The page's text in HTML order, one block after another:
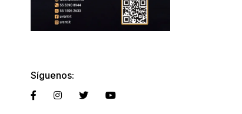
Síguenos: